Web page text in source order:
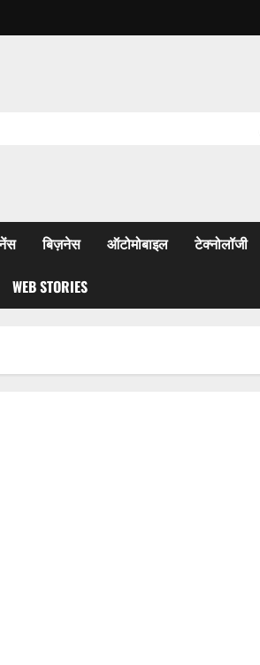
बिज़नेस ऑटोमोबाइल टेक्नोलॉजी
WEB STORIES